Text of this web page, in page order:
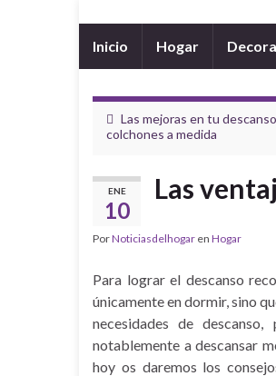
Inicio Hogar
Las mejoras en tu
colchones a medida
ENE
10
Las
PorNoticiasdelhogar en Hogar
Para lograr el descanso
únicamente en dormir, sino
necesidades de
notablemente a descansar
hoy os daremos los